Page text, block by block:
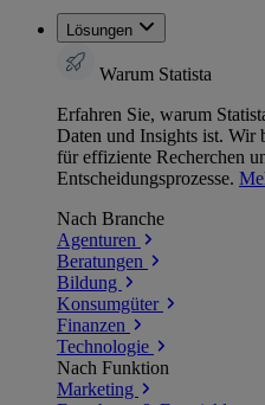
Lösungen
Warum Statista
Erfahren Sie, warum
Daten und Insights ist. Wir
für effiziente Recherchen
Entscheidungsprozesse.
Nach Branche
Agenturen
Beratungen
Bildung
Konsumgüter
Finanzen
Technologie
Nach Funktion
Marketing